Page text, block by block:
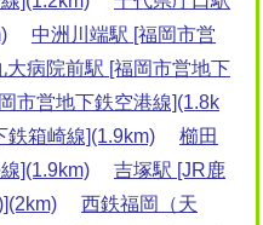
中洲川端駅 [福岡市営
大病院前駅 [福岡市営地下
市営地下鉄空港線](1.8k
鉄箱崎線](1.9km)
櫛田
](1.9km)
吉塚駅 [JR鹿
西鉄福岡（天